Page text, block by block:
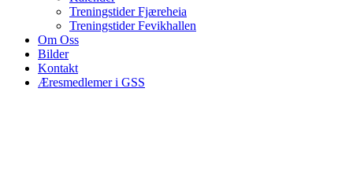
Treningstider Fjæreheia
Treningstider Fevikhallen
Om Oss
Bilder
Kontakt
Æresmedlemer i GSS